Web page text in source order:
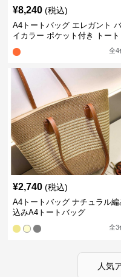
¥8,240 (税込)
A4トートバッグ エレガント
イカラー ポケット付き トート
全4
¥2,740 (税込)
A4トートバッグ ナチュラル編
込みA4トートバッグ
全3
人気